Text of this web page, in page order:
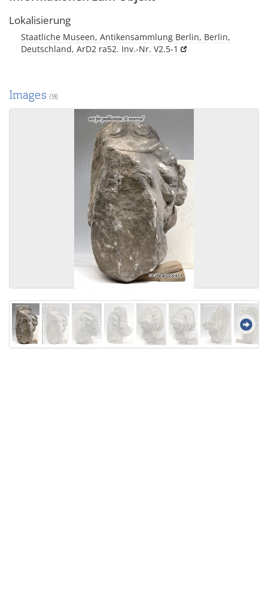
Lokalisierung
Staatliche Museen, Antikensammlung Berlin, Berlin,
Deutschland, ArD2 ra52. Inv.-Nr. V2.5-1
Images (9)